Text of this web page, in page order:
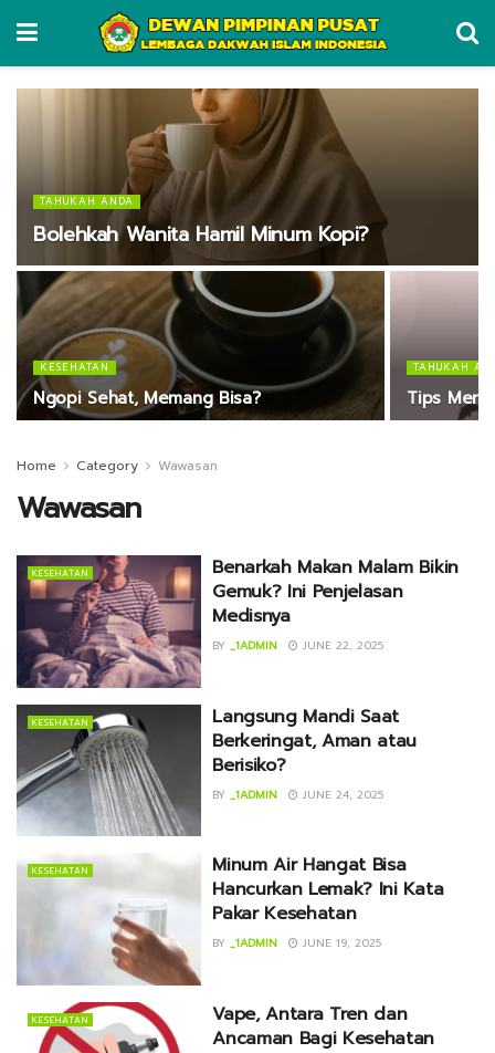
TAHUKAH ANDA
Bolehkah Wanita Hamil Minum Kopi?
KESEHATAN
Ngopi Sehat, Memang Bisa?
TAHUKAH
Tips
Home Category Wawasan
Wawasan
KESEHATAN
Benarkah Makan Malam Bikin
Gemuk? Ini Penjelasan
Medisnya
BY _1ADMIN JUNE 22, 2025
KESEHATAN
Langsung Mandi Saat
Berkeringat, Aman atau
Berisiko?
BY _1ADMIN JUNE 24, 2025
KESEHATAN
Minum Air Hangat Bisa
Hancurkan Lemak? Ini Kata
Pakar Kesehatan
BY _1ADMIN JUNE 19, 2025
KESEHATAN
Vape, Antara Tren dan
Ancaman Bagi Kesehatan